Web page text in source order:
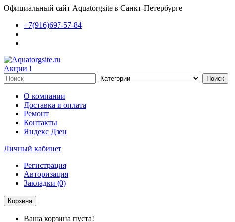
Официальный сайт Aquatorgsite в Санкт-Петербурге
+7(916)697-57-84
Акции !
Поиск
О компании
Доставка и оплата
Ремонт
Контакты
Яндекс Дзен
Личный кабинет
Регистрация
Авторизация
Закладки (0)
Корзина
Ваша корзина пуста!